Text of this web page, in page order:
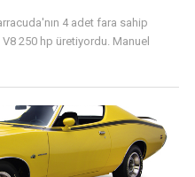
4 adet fara sahip
250 hp üretiyordu. Manuel